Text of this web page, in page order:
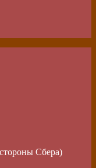
Сбера)